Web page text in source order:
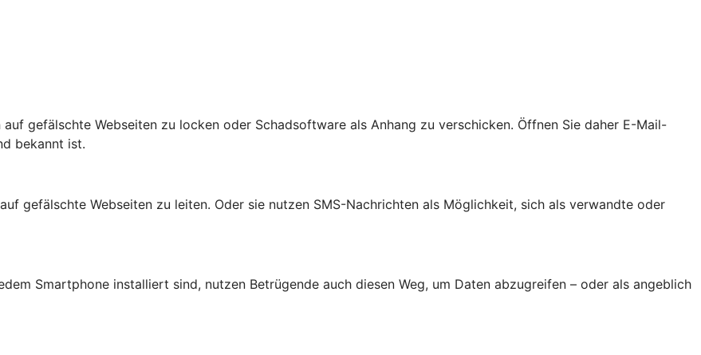
gefälschte Webseiten zu locken oder Schadsoftware als Anhang zu verschicken. Öffnen Sie daher E-Mail-
bekannt ist.
gefälschte Webseiten zu leiten. Oder sie nutzen SMS-Nachrichten als Möglichkeit, sich als verwandte oder
Smartphone installiert sind, nutzen Betrügende auch diesen Weg, um Daten abzugreifen – oder als angeblich